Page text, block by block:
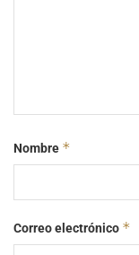
Nombre *
Correo electrónico *